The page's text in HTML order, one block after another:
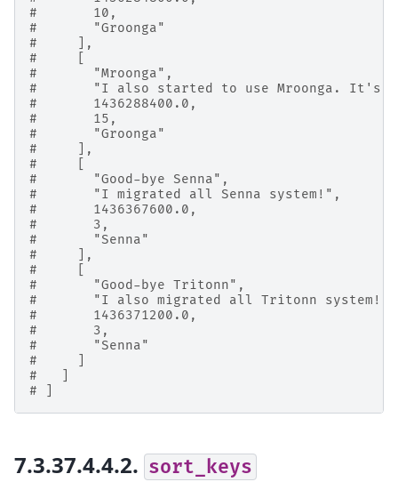
#       10,
#       "Groonga"
#     ],
#     [
#       "Mroonga",
#       "I also started to use Mroonga. It's
#       1436288400.0,
#       15,
#       "Groonga"
#     ],
#     [
#       "Good-bye Senna",
#       "I migrated all Senna system!",
#       1436367600.0,
#       3,
#       "Senna"
#     ],
#     [
#       "Good-bye Tritonn",
#       "I also migrated all Tritonn system!",
#       1436371200.0,
#       3,
#       "Senna"
#     ]
#   ]
# ]
7.3.37.4.4.2. sort_keys